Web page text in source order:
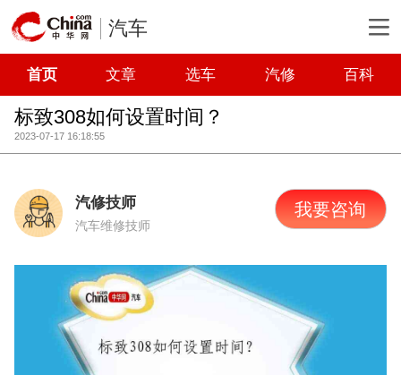
汽车
首页 文章 选车 汽修 百科
标致308如何设置时间？
2023-07-17 16:18:55
汽修技师
汽车维修技师
我要咨询